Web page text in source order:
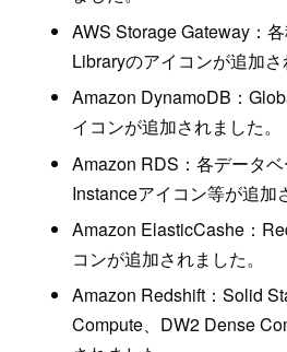
AWS Storage Gateway：
Libraryのアイコンが追加さ
Amazon DynamoDB：
イコンが追加されました。
Amazon RDS：各データ
Instanceアイコン等が追加
Amazon ElasticCashe：
コンが追加されました。
Amazon Redshift：Solid
Compute、DW2 Dense